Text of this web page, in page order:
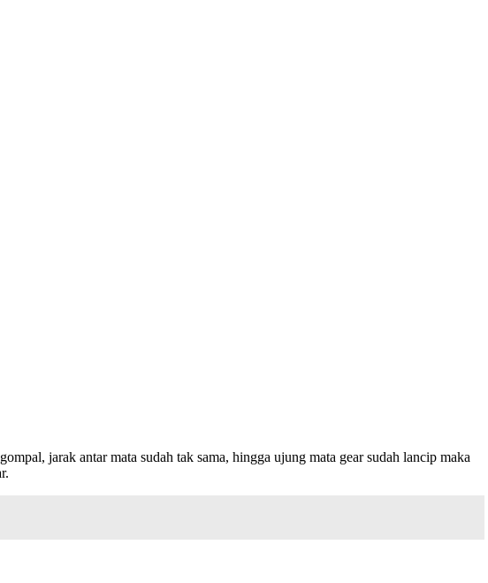
jarak antar mata sudah tak sama, hingga ujung mata gear sudah lancip maka